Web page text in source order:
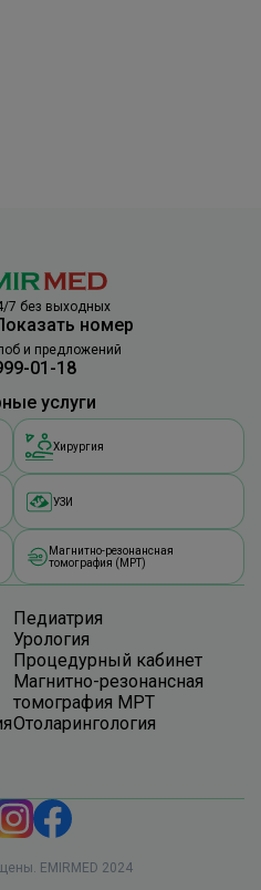
7 без выходных
номер
и предложений
01-18
услуги
Хирургия
УЗИ
Магнитно-резонансная
томография (МРТ)
Педиатрия
Урология
Процедурный кабинет
Магнитно-резонансная
томография МРТ
Отоларингология
EMIRMED 2024